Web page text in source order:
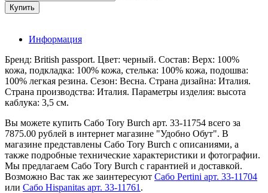
Информация
Бренд: British passport. Цвет: черный. Состав: Верх: 100%
кожа, подкладка: 100% кожа, стелька: 100% кожа, подошва:
100% легкая резина. Сезон: Весна. Страна дизайна: Италия.
Страна производства: Италия. Параметры изделия: высота
каблука: 3,5 см.
Вы можете купить Сабо Tory Burch арт. 33-11754 всего за
7875.00 рублей в интернет магазине "Удобно Обут". В
магазине представлены Сабо Tory Burch с описаниями, а
также подробные технические характеристики и фотографии.
Мы предлагаем Сабо Tory Burch с гарантией и доставкой.
Возможно Вас так же заинтересуют Сабо Pertini арт. 33-11704
или Сабо Hispanitas арт. 33-11761 .